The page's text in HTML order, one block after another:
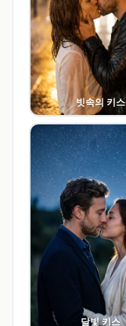
빗속의 키스
달빛 키스